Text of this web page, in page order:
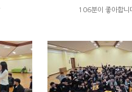
106분이 좋아합니